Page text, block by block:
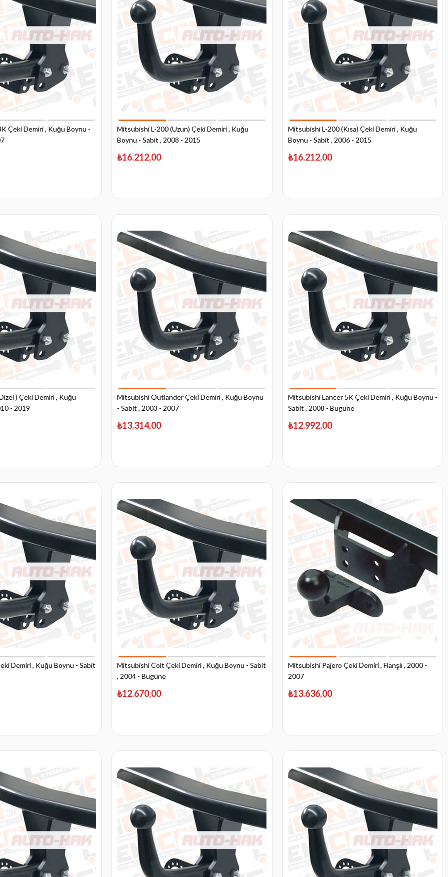
Çeki Demiri , Kuğu Boynu -
Mitsubishi L-200 (Uzun) Çeki Demiri , Kuğu
Boynu - Sabit , 2008 - 2015
₺16.212,00
Mitsubishi L-200 (Kısa) Çeki Demiri , Kuğu
Boynu - Sabit , 2006 - 2015
₺16.212,00
) Çeki Demiri , Kuğu
- 2019
Mitsubishi Outlander Çeki Demiri , Kuğu Boynu
- Sabit , 2003 - 2007
₺13.314,00
Mitsubishi Lancer 5K Çeki Demiri , Kuğu Boynu -
Sabit , 2008 - Bugüne
₺12.992,00
Demiri , Kuğu Boynu - Sabit
Mitsubishi Colt Çeki Demiri , Kuğu Boynu - Sabit
, 2004 - Bugüne
₺12.670,00
Mitsubishi Pajero Çeki Demiri , Flanşlı , 2000 -
2007
₺13.636,00